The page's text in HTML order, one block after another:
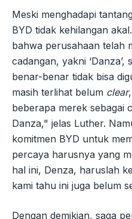
Meski menghadapi
BYD tidak kehilangan
bahwa perusahaan telah
cadangan, yakni ‘Danza’,
benar-benar tidak bisa
masih terlihat belum clear
beberapa merek sebagai
Danza," jelas Luther.
komitmen BYD untuk
percaya harusnya yang
hal ini, Denza, haruslah
kami tahu ini juga belum
Dengan demikian, saga